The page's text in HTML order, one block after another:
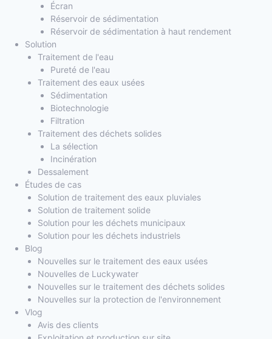
Écran
Réservoir de sédimentation
Réservoir de sédimentation à haut rendement
Solution
Traitement de l'eau
Pureté de l'eau
Traitement des eaux usées
Sédimentation
Biotechnologie
Filtration
Traitement des déchets solides
La sélection
Incinération
Dessalement
Études de cas
Solution de traitement des eaux pluviales
Solution de traitement solide
Solution pour les déchets municipaux
Solution pour les déchets industriels
Blog
Nouvelles sur le traitement des eaux usées
Nouvelles de Luckywater
Nouvelles sur le traitement des déchets solides
Nouvelles sur la protection de l'environnement
Vlog
Avis des clients